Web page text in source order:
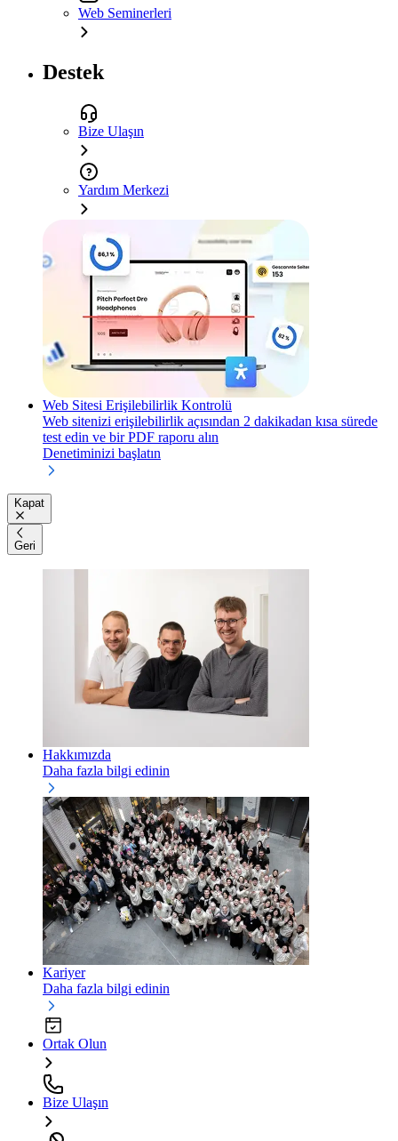
Web Seminerleri
Destek
Bize Ulaşın
Yardım Merkezi
Web Sitesi Erişilebilirlik Kontrolü
Web sitenizi erişilebilirlik açısından 2 dakikadan kısa sürede
test edin ve bir PDF raporu alın
Denetiminizi başlatın
Kapat
Geri
Hakkımızda
Daha fazla bilgi edinin
Kariyer
Daha fazla bilgi edinin
Ortak Olun
Bize Ulaşın